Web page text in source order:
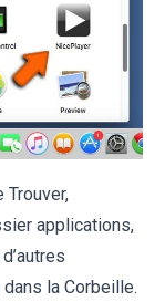
Trouver,
applications,
la Corbeille.